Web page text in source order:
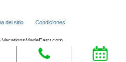
del sitio Condiciones